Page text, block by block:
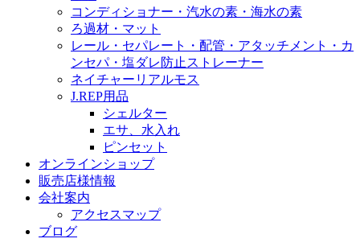
コンディショナー・汽水の素・海水の素
ろ過材・マット
レール・セパレート・配管・アタッチメント・カ
ンセパ・塩ダレ防止ストレーナー
ネイチャーリアルモス
J.REP用品
シェルター
エサ、水入れ
ピンセット
オンラインショップ
販売店様情報
会社案内
アクセスマップ
ブログ